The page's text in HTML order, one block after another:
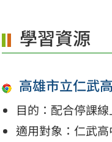
學習資源
高雄市立仁武
目的：配合停課
適用對象：仁武